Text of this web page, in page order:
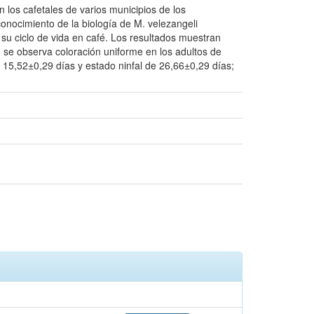
los cafetales de varios municipios de los
de la biología de M. velezangeli
ciclo de vida en café. Los resultados muestran
observa coloración uniforme en los adultos de
días y estado ninfal de 26,66±0,29 días;